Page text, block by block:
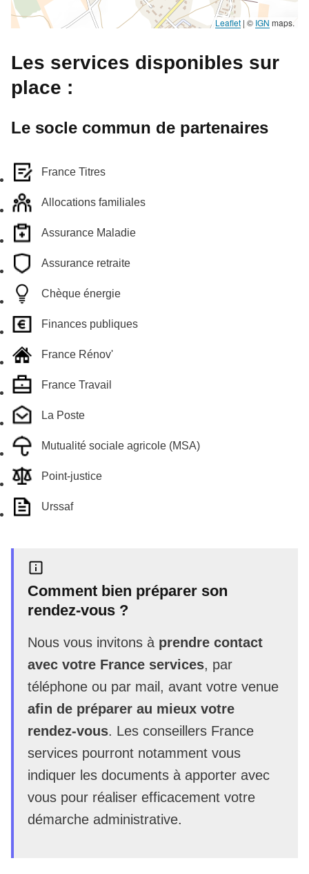
Leaflet | © IGN maps.
Les services disponibles sur
place :
Le socle commun de partenaires
France Titres
Allocations familiales
Assurance Maladie
Assurance retraite
Chèque énergie
Finances publiques
France Rénov'
France Travail
La Poste
Mutualité sociale agricole (MSA)
Point-justice
Urssaf
Comment bien préparer son
rendez-vous ?
Nous vous invitons à prendre contact
avec votre France services, par
téléphone ou par mail, avant votre venue
afin de préparer au mieux votre
rendez-vous. Les conseillers France
services pourront notamment vous
indiquer les documents à apporter avec
vous pour réaliser efficacement votre
démarche administrative.